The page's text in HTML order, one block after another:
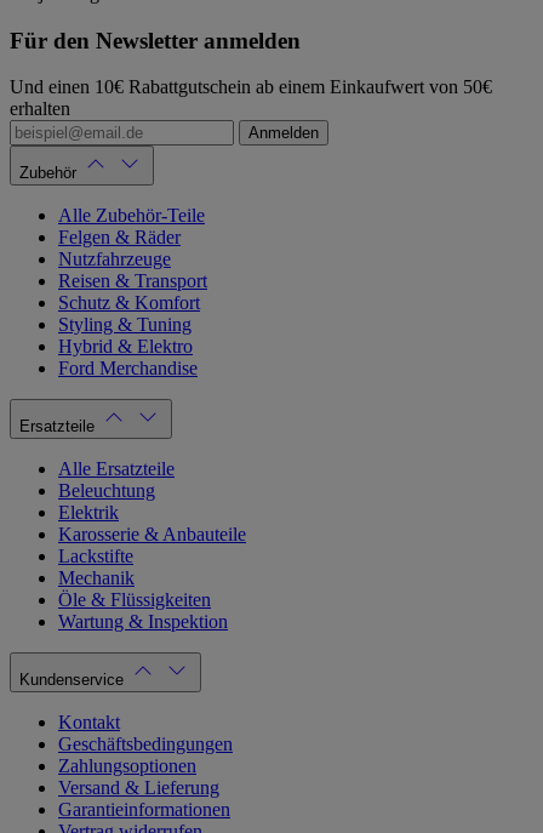
Für den Newsletter anmelden
Und einen 10€ Rabattgutschein ab einem Einkaufwert von 50€
erhalten
Anmelden
Zubehör
Alle Zubehör-Teile
Felgen & Räder
Nutzfahrzeuge
Reisen & Transport
Schutz & Komfort
Styling & Tuning
Hybrid & Elektro
Ford Merchandise
Ersatzteile
Alle Ersatzteile
Beleuchtung
Elektrik
Karosserie & Anbauteile
Lackstifte
Mechanik
Öle & Flüssigkeiten
Wartung & Inspektion
Kundenservice
Kontakt
Geschäftsbedingungen
Zahlungsoptionen
Versand & Lieferung
Garantieinformationen